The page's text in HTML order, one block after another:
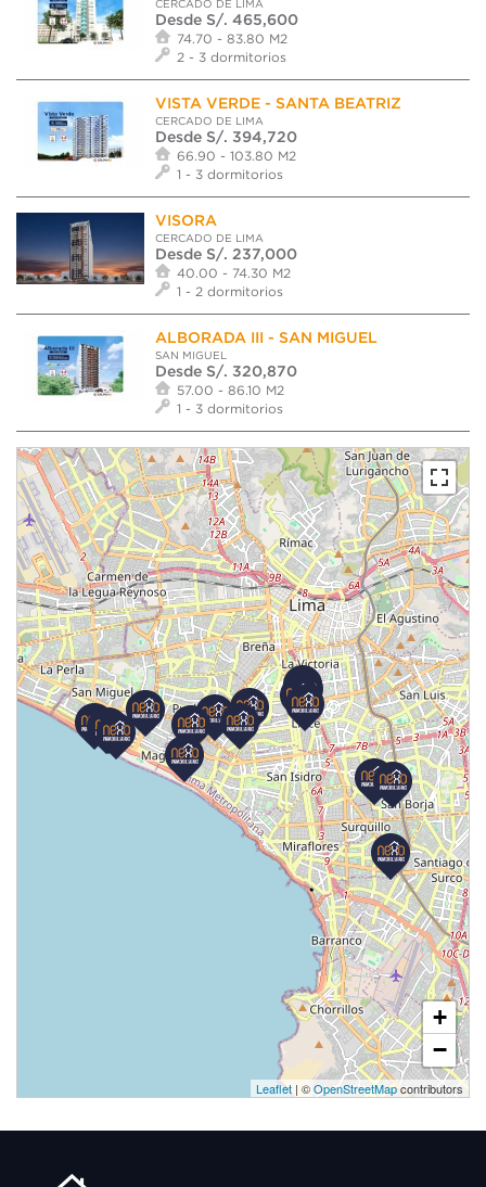
CERCADO DE LIMA
Desde S/. 465,600
74.70 - 83.80 M2
2 - 3 dormitorios
VISTA VERDE - SANTA BEATRIZ
CERCADO DE LIMA
Desde S/. 394,720
66.90 - 103.80 M2
1 - 3 dormitorios
VISORA
CERCADO DE LIMA
Desde S/. 237,000
40.00 - 74.30 M2
1 - 2 dormitorios
ALBORADA III - SAN MIGUEL
SAN MIGUEL
Desde S/. 320,870
57.00 - 86.10 M2
1 - 3 dormitorios
+
−
Leaflet | ©OpenStreetMapcontributors